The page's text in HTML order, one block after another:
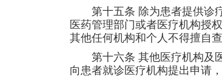
第十五条 除为患者提供诊
医药管理部门或者医疗机构授
其他任何机构和个人不得擅自查
第十六条 其他医疗机构及
向患者就诊医疗机构提出申请